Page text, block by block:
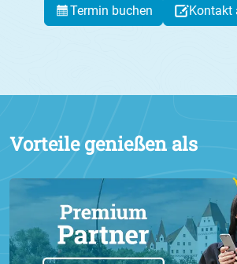
Termin buchen
Kontakt
Vorteile genießen als